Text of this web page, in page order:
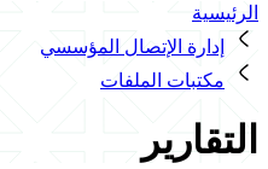
الرئيسية
إدارة الإتصال المؤسسي
مكتبات الملفات
التقارير